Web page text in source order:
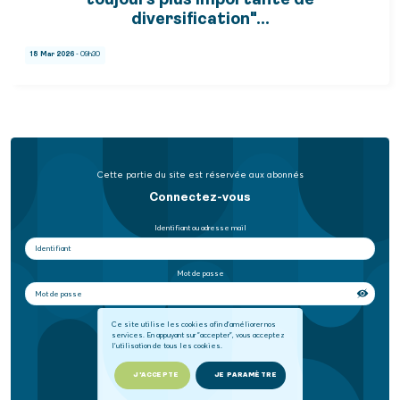
Ce site utilise les cookies afin d'améliorer nos
services. En appuyant sur "accepter", vous acceptez
l'utilisation de tous les cookies.
J'ACCEPTE JE PARAMÈTRE
diversification"…
18 Mar 2026 - 09h30
Cette partie du site est réservée aux abonnés
Connectez-vous
Identifiant ou adresse mail
Mot de passe
Mot de passe oublié